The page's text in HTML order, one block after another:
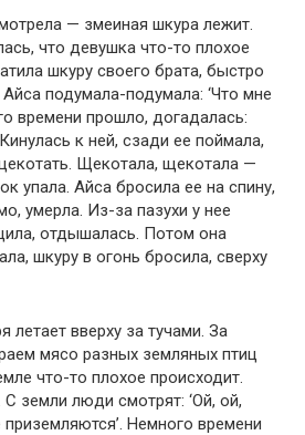
— змеиная шкура лежит.
что девушка что-то плохое
шкуру своего брата, быстро
Айса подумала-подумала: ‘Что мне
времени прошло, догадалась:
к ней, сзади ее поймала,
Щекотала, щекотала —
упала. Айса бросила ее на спину,
умерла. Из-за пазухи у нее
отдышалась. Потом она
шкуру в огонь бросила, сверху
летает вверху за тучами. За
мясо разных земляных птиц
что-то плохое происходит.
земли люди смотрят: ‘Ой, ой,
Немного времени